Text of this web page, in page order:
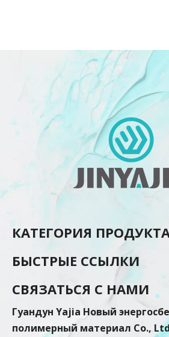
КАТЕГОРИЯ
БЫСТРЫЕ ССЫЛКИ
СВЯЗАТЬСЯ С НАМИ
Гуандун Yajia Новый
полимерный материал Co.,